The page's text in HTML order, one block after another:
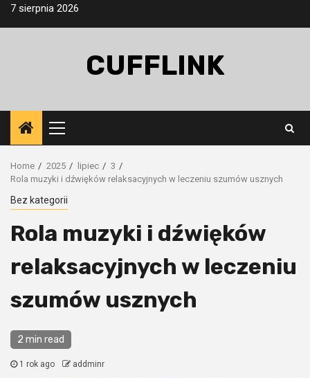
Skip7 sierpnia 2026
CUFFLINK
Primary
Menu
Home 2025 lipiec
3
Rola muzyki i dźwięków relaksacyjnych w leczeniu szumów usznych
Bez kategorii
Rola muzyki i dźwięków
relaksacyjnych w leczeniu
szumów usznych
2 min read
1 rok ago addminr